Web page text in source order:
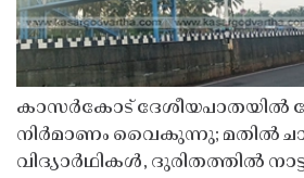
കാസർകോട് ദേശീയപാതയിൽ
നിർമാണം വൈകുന്നു; മതിൽ
വിദ്യാർഥികൾ, ദുരിതത്തിൽ